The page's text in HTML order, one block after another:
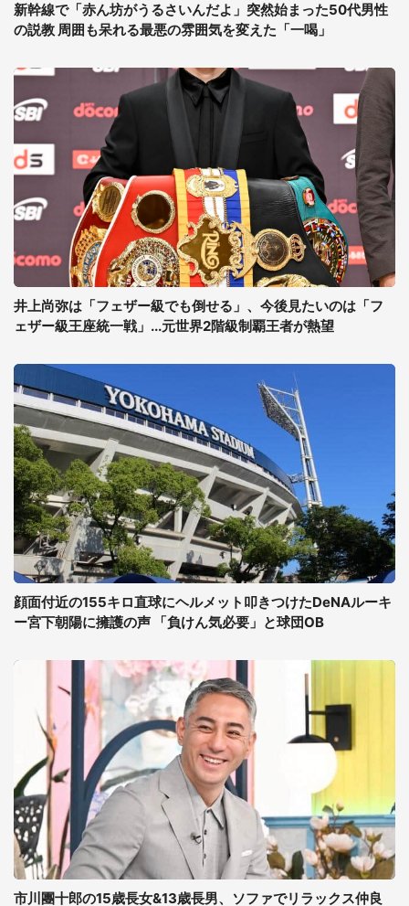
新幹線で「赤ん坊がうるさいんだよ」突然始まった50代男性
の説教 周囲も呆れる最悪の雰囲気を変えた「一喝」
井上尚弥は「フェザー級でも倒せる」、今後見たいのは「フ
ェザー級王座統一戦」...元世界2階級制覇王者が熱望
顔面付近の155キロ直球にヘルメット叩きつけたDeNAルーキ
ー宮下朝陽に擁護の声 「負けん気必要」と球団OB
市川團十郎の15歳長女&13歳長男、ソファでリラックス仲良